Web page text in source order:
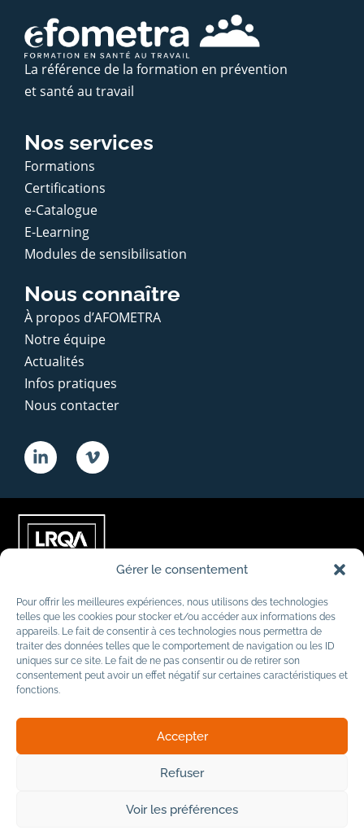
Gérer le consentement
Pour offrir les meilleures expériences, nous utilisons des technologies
telles que les cookies pour stocker et/ou accéder aux informations des
appareils. Le fait de consentir à ces technologies nous permettra de
traiter des données telles que le comportement de navigation ou les ID
uniques sur ce site. Le fait de ne pas consentir ou de retirer son
consentement peut avoir un effet négatif sur certaines caractéristiques et
fonctions.
Accepter
Refuser
Voir les préférences
La référence de la formation en prévention
et santé au travail
Nos services
Formations
Certifications
e-Catalogue
E-Learning
Modules de sensibilisation
Nous connaître
À propos d’AFOMETRA
Notre équipe
Actualités
Infos pratiques
Nous contacter
Mentions légales